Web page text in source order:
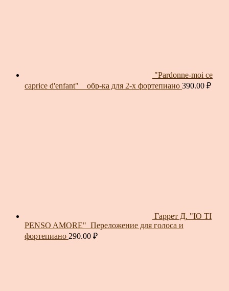
"Pardonne-moi ce
caprice d'enfant" _ обр-ка для 2-х фортепиано 390.00 ₽
Гаррет Д. "IO TI
PENSO AMORE"_Переложение для голоса и
фортепиано 290.00 ₽